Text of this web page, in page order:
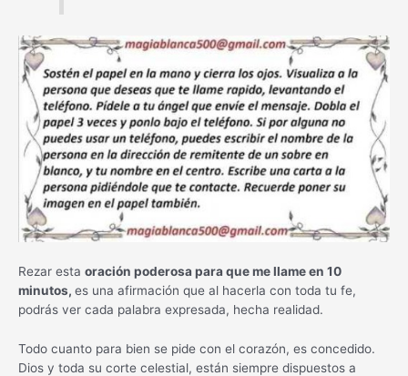
Rezar esta oración poderosa para que me llame en 10
minutos, es una afirmación que al hacerla con toda tu fe,
podrás ver cada palabra expresada, hecha realidad.
Todo cuanto para bien se pide con el corazón, es concedido.
Dios y toda su corte celestial, están siempre dispuestos a